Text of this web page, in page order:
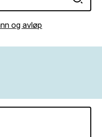
og avløp